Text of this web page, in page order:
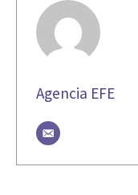
Agencia EFE